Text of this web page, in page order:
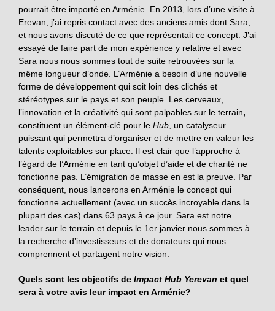
pourrait être importé en Arménie. En 2013, lors d’une visite à
Erevan, j’ai repris contact avec des anciens amis dont Sara,
et nous avons discuté de ce que représentait ce concept. J’ai
essayé de faire part de mon expérience y relative et avec
Sara nous nous sommes tout de suite retrouvées sur la
même longueur d’onde. L’Arménie a besoin d’une nouvelle
forme de développement qui soit loin des clichés et
stéréotypes sur le pays et son peuple. Les cerveaux,
l’innovation et la créativité qui sont palpables sur le terrain,
constituent un élément-clé pour le Hub , un catalyseur
puissant qui permettra d’organiser et de mettre en valeur les
talents exploitables sur place. Il est clair que l’approche à
l’égard de l’Arménie en tant qu’objet d’aide et de charité ne
fonctionne pas. L’émigration de masse en est la preuve. Par
conséquent, nous lancerons en Arménie le concept qui
fonctionne actuellement (avec un succès incroyable dans la
plupart des cas) dans 63 pays à ce jour. Sara est notre
leader sur le terrain et depuis le 1er janvier nous sommes à
la recherche d’investisseurs et de donateurs qui nous
comprennent et partagent notre vision.
Quels sont les objectifs de Impact Hub Yerevan et quel
sera à votre avis leur impact en Arménie?